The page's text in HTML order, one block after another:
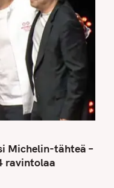
Michelin-tähteä –
ravintolaa